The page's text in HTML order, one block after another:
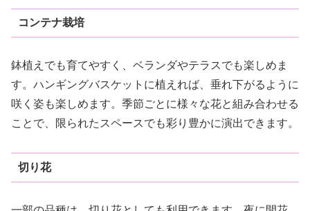
コンテナ栽培
鉢植えでも育てやすく、ベランダやテラスでも楽しめま
す。ハンギングバスケットに植えれば、垂れ下がるように
咲く姿も楽しめます。季節ごとに様々な花と組み合わせる
ことで、限られたスペースでも彩り豊かに演出できます。
切り花